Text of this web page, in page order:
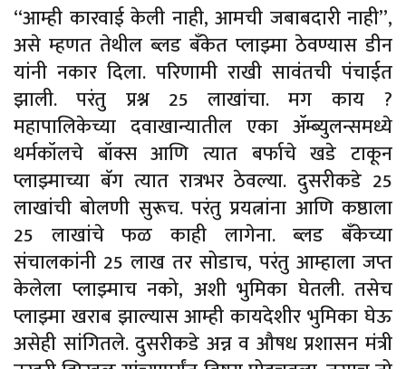
“आम्ही कारवाई केली नाही, आमची जबाबदारी नाही”,
असे म्हणत तेथील ब्लड बँकेत प्लाझ्मा ठेवण्यास डीन
यांनी नकार दिला. परिणामी राखी सावंतची पंचाईत
झाली. परंतु प्रश्न 25 लाखांचा. मग काय ?
महापालिकेच्या दवाखान्यातील एका ॲम्ब्युलन्समध्ये
थर्मकॉलचे बॉक्स आणि त्यात बर्फाचे खडे टाकून
प्लाझ्माच्या बॅग त्यात रात्रभर ठेवल्या. दुसरीकडे 25
लाखांची बोलणी सुरूच. परंतु प्रयत्नांना आणि कष्ठाला
25 लाखांचे फळ काही लागेना. ब्लड बँकेच्या
संचालकांनी 25 लाख तर सोडाच, परंतु आम्हाला जप्त
केलेला प्लाझ्माच नको, अशी भुमिका घेतली. तसेच
प्लाझ्मा खराब झाल्यास आम्ही कायदेशीर भुमिका घेऊ
असेही सांगितले. दुसरीकडे अन्न व औषध प्रशासन मंत्री